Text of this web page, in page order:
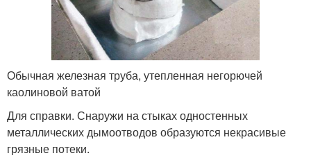
Обычная железная труба, утепленная негорючей
каолиновой ватой
Для справки. Снаружи на стыках одностенных
металлических дымоотводов образуются некрасивые
грязные потеки.